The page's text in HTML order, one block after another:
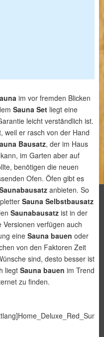
im vor fremden Blicken
Sauna Setliegt eine
leicht verständlich ist.
weil er rasch von der Hand
Bausatz, der im Haus
im Garten aber auf
benötigen die neuen
Ofen. Öfen gibt es
anbieten. So
Sauna Selbstbausatz
Saunabausatzist in der
verfügen auch
eine Sauna bauen oder
von den Faktoren Zeit
sind, desto besser ist
liegt Sauna bauen im Trend
zu finden.